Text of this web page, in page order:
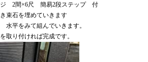
ジ 2間×6尺 簡易2段ステップ 付
束石を埋めていきます
平をみて組んでいきます。
取り付ければ完成です。